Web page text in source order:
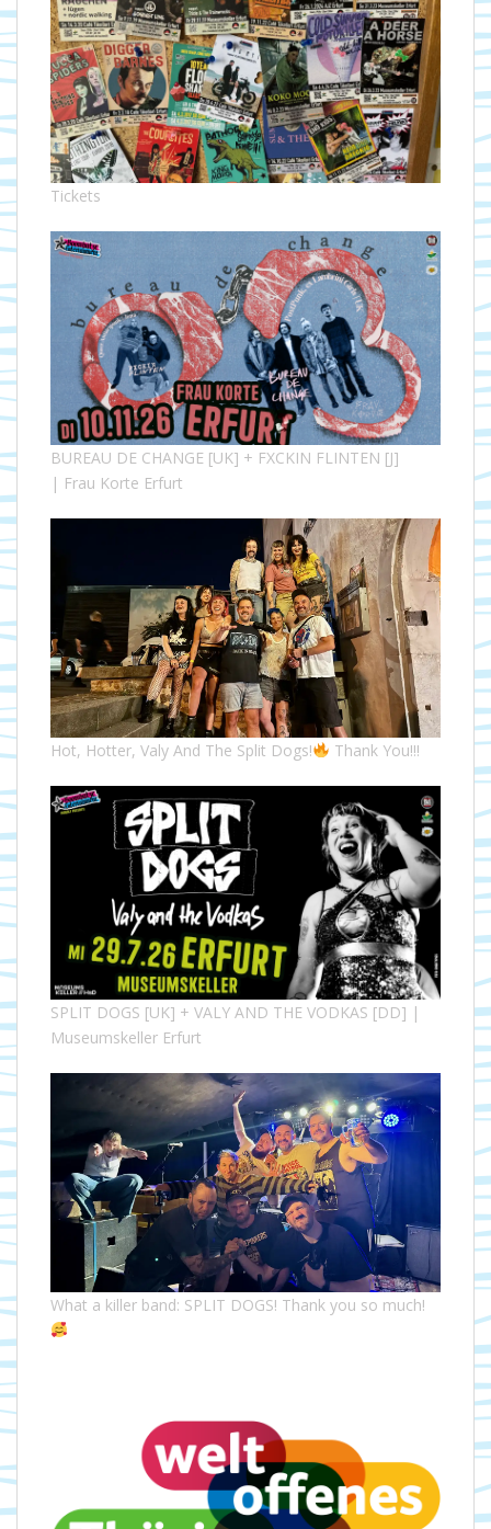
Tickets
BUREAU DE CHANGE [UK] + FXCKIN FLINTEN [J]
| Frau Korte Erfurt
Hot, Hotter, Valy And The Split Dogs! Thank You!!!
SPLIT DOGS [UK] + VALY AND THE VODKAS [DD] |
Museumskeller Erfurt
What a killer band: SPLIT DOGS! Thank you so much!